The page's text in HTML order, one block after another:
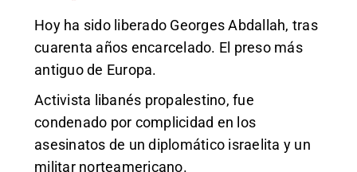
Hoy ha sido liberado Georges Abdallah, tras
cuarenta años encarcelado. El preso más
antiguo de Europa.
Activista libanés propalestino, fue
condenado por complicidad en los
asesinatos de un diplomático israelita y un
militar norteamericano.